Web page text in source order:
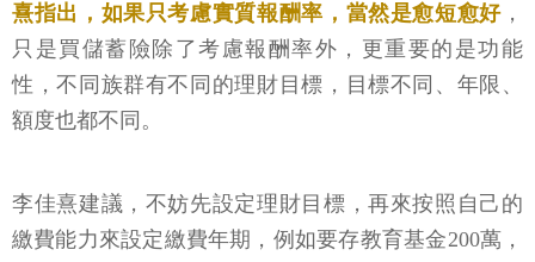
熹指出，如果只考慮實質報酬率，當然是愈短愈好 ，
只是買儲蓄險除了考慮報酬率外，更重要的是功能
性，不同族群有不同的理財目標，目標不同、年限、
額度也都不同。
李佳熹建議，不妨先設定理財目標，再來按照自己的
繳費能力來設定繳費年期，例如要存教育基金200萬，